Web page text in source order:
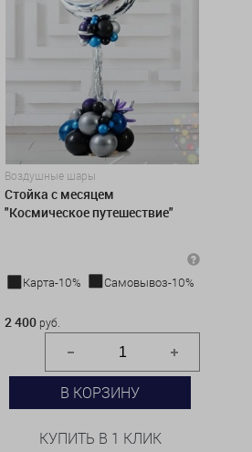
Воздушные шары
Стойка с месяцем
"Космическое путешествие"
Карта-10%
Самовывоз-10%
2 400 руб.
В КОРЗИНУ
КУПИТЬ В 1 КЛИК